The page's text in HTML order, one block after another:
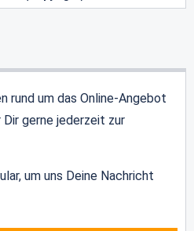
rund um das Online-Angebot
gerne jederzeit zur
um uns Deine Nachricht